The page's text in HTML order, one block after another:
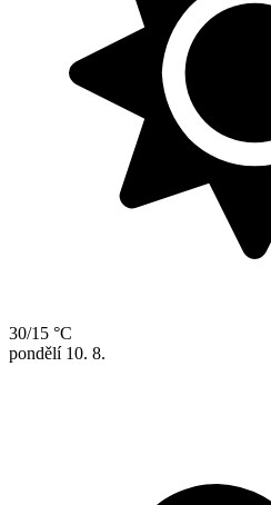
30/15 °C
pondělí 10. 8.